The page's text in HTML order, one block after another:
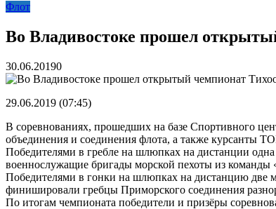
Флот
Во Владивостоке прошел
30.06.20190
29.06.2019 (07:45)
В соревнованиях, прошедших на базе Спортивного
объединения и соединения флота, а также курсанты
Победителями в гребле на шлюпках на дистанции
военнослужащие бригады морской пехоты из
Победителями в гонки на шлюпках на дистанцию две
финишировали гребцы Приморского соединения
По итогам чемпионата победители и призёры